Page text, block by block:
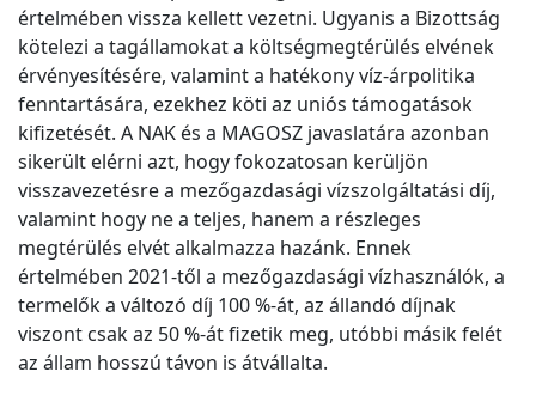
értelmében vissza kellett vezetni. Ugyanis a Bizottság
kötelezi a tagállamokat a költségmegtérülés elvének
érvényesítésére, valamint a hatékony víz-árpolitika
fenntartására, ezekhez köti az uniós támogatások
kifizetését. A NAK és a MAGOSZ javaslatára azonban
sikerült elérni azt, hogy fokozatosan kerüljön
visszavezetésre a mezőgazdasági vízszolgáltatási díj,
valamint hogy ne a teljes, hanem a részleges
megtérülés elvét alkalmazza hazánk. Ennek
értelmében 2021-től a mezőgazdasági vízhasználók, a
termelők a változó díj 100 %-át, az állandó díjnak
viszont csak az 50 %-át fizetik meg, utóbbi másik felét
az állam hosszú távon is átvállalta.